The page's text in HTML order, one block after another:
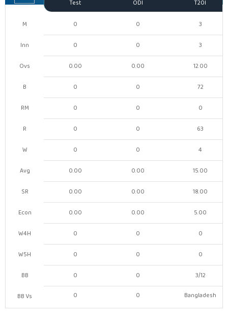
M
Inn
Ovs
B
RM
R
W
Avg
SR
Econ
W4H
W5H
BB
BB Vs
Test ODI T20I
0 0 3
0 0 3
0.00 0.00 12.00
0 0 72
0 0 0
0 0 63
0 0 4
0.00 0.00 15.00
0.00 0.00 18.00
0.00 0.00 5.00
0 0 0
0 0 0
0 0
3/12
0
0 Bangladesh